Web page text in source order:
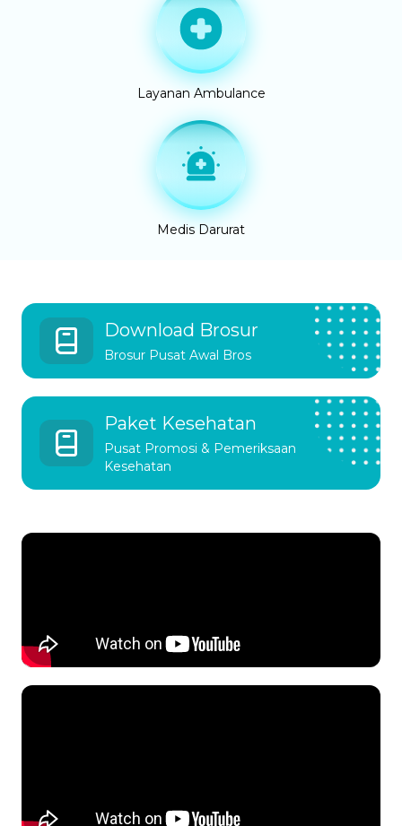
Layanan Ambulance
Medis Darurat
Download Brosur
Brosur Pusat Awal Bros
Paket Kesehatan
Pusat Promosi & Pemeriksaan
Kesehatan